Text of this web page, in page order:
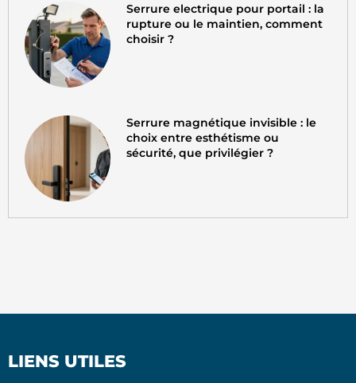
Serrure electrique pour portail : la
rupture ou le maintien, comment
choisir ?
Serrure magnétique invisible : le
choix entre esthétisme ou
sécurité, que privilégier ?
LIENS UTILES